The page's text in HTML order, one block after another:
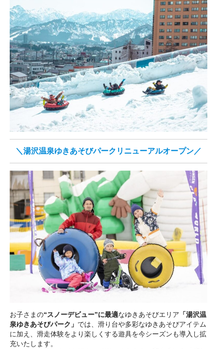
＼湯沢温泉ゆきあそびパークリニューアルオープン／
お子さまの“スノーデビュー”に最適なゆきあそびエリア 「湯沢温
泉ゆきあそびパーク」 では、滑り台や多彩なゆきあそびアイテム
に加え、滑走体験をより楽しくする遊具を今シーズンも導入し拡
充いたします。